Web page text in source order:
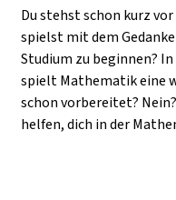
Du stehst schon kurz
spielst mit dem
Studium zu beginnen?
spielt Mathematik eine
schon vorbereitet?
helfen, dich in der